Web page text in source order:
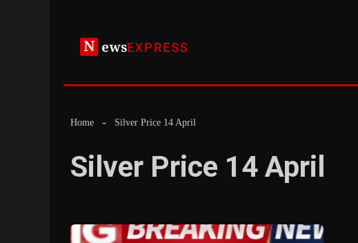
Home Silver Price 14 April
Silver Price 14 April